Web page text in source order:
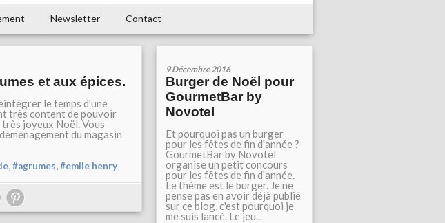
Newsletter Contact
et aux épices.
le temps d'une
très content de pouvoir
joyeux Noël. Vous
du magasin
,#agrumes,#emile henry
9 Décembre 2016
Burger de Noël pour
GourmetBar by
Novotel
Et pourquoi pas un burger
pour les fêtes de fin d'année ?
GourmetBar by Novotel
organise un petit concours
pour les fêtes de fin d'année.
Le thème est le burger. Je ne
pense pas en avoir déjà publié
sur ce blog, c'est pourquoi je
me suis lancé. Le jeu...